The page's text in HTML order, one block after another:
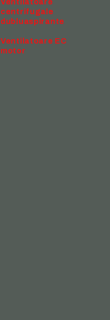
Ventilatoare
centrifugale
dubluaspirante
Ventilatoare EC
motor